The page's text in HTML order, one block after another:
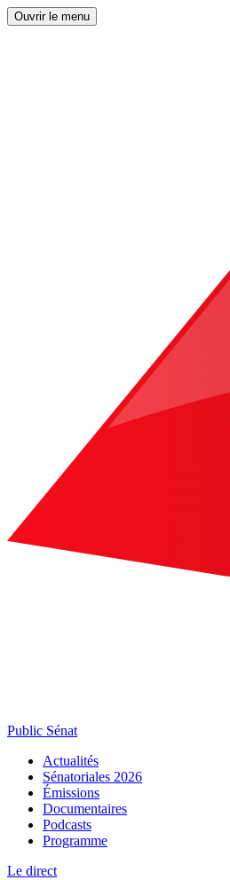
Ouvrir le menu
Public Sénat
Actualités
Sénatoriales 2026
Émissions
Documentaires
Podcasts
Programme
Le direct